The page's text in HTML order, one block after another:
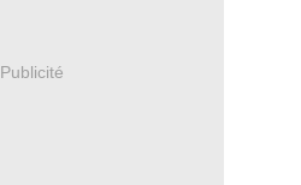
Publicité